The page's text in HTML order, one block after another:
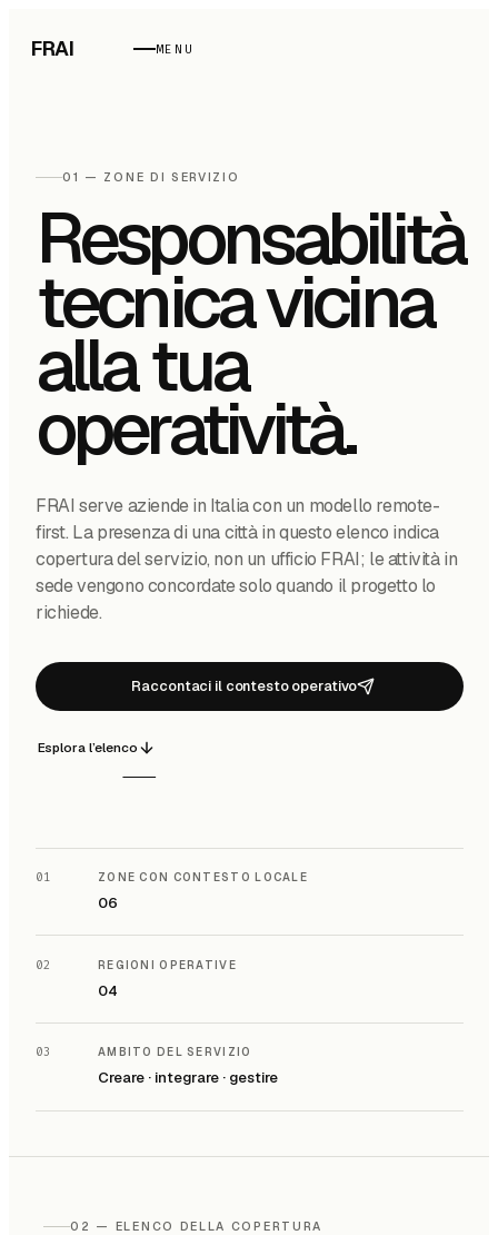
FRAI MENU
01 — ZONE DI SERVIZIO
Responsabilità
tecnica vicina
alla tua
operatività.
FRAI serve aziende in Italia con un modello remote-
first. La presenza di una città in questo elenco indica
copertura del servizio, non un ufficio FRAI; le attività in
sede vengono concordate solo quando il progetto lo
richiede.
Raccontaci il contesto operativo
Esplora l’elenco
01 ZONE CON CONTESTO LOCALE
06
02 REGIONI OPERATIVE
04
03 AMBITO DEL SERVIZIO
Creare · integrare · gestire
02 — ELENCO DELLA COPERTURA